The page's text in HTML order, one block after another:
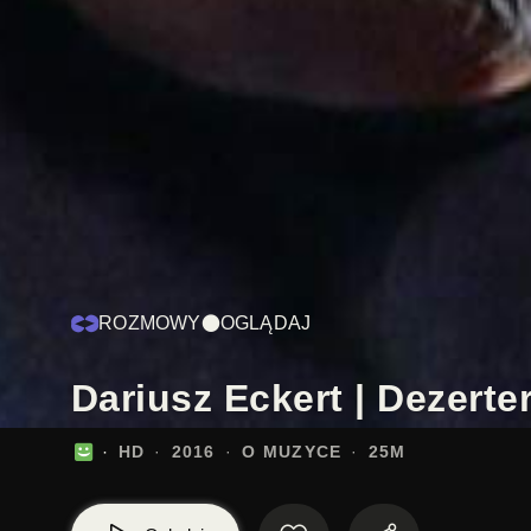
ROZMOWY OGLĄDAJ
Dariusz Eckert |
HD 2016 O MUZYCE 25M